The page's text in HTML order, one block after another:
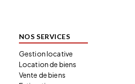
NOS SERVICES
Gestion locative
Location de biens
Vente de biens